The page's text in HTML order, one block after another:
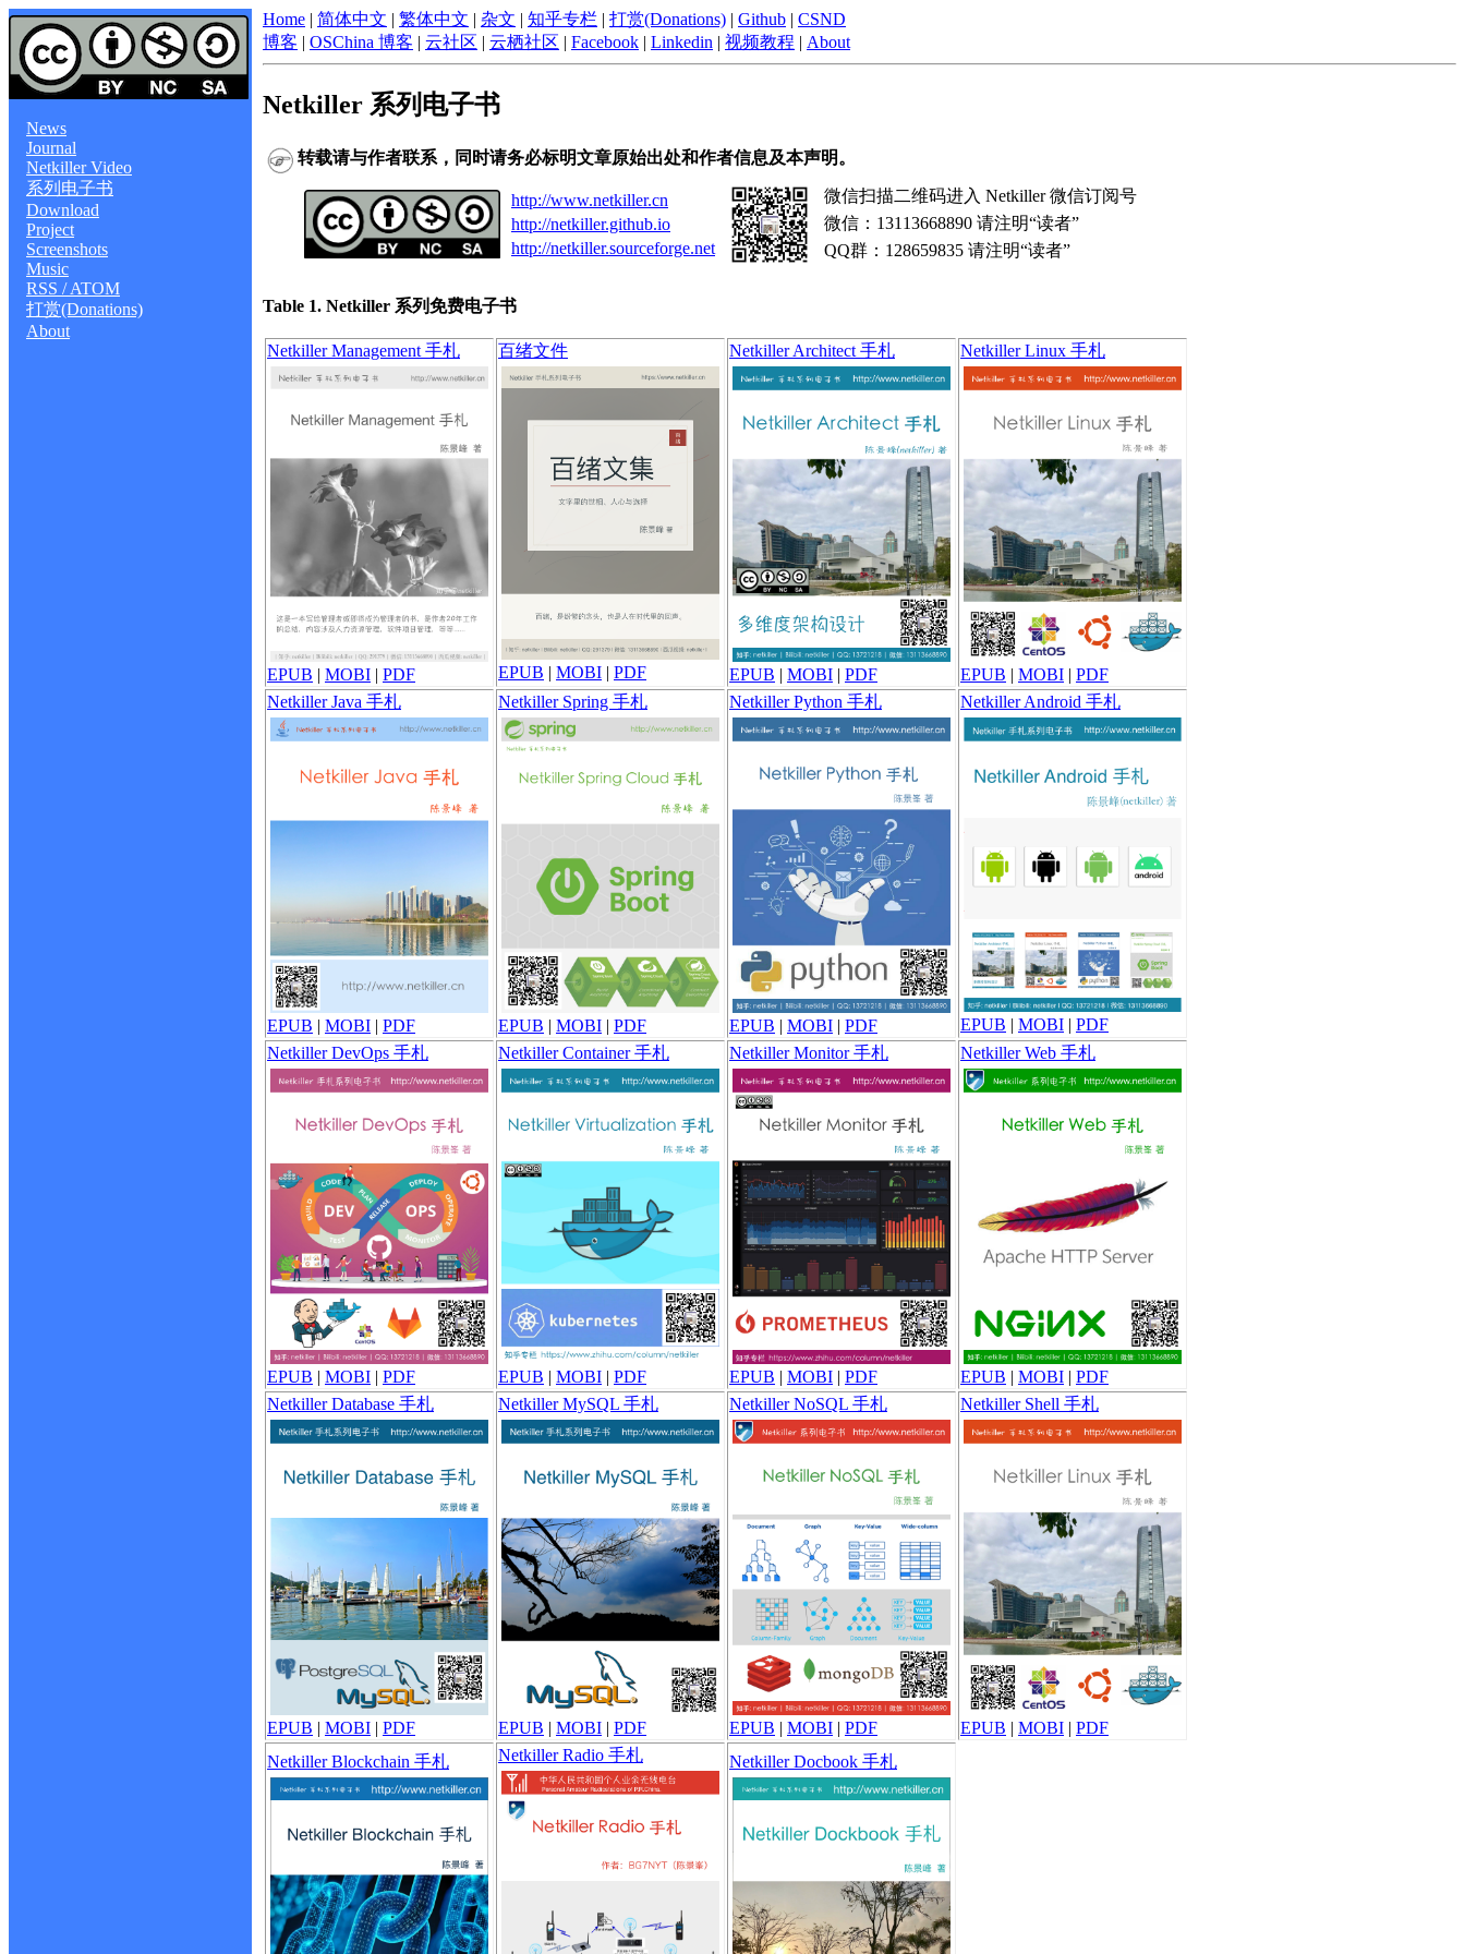
Home | 简体中文 | 繁体中文 | 杂文 | 知乎专栏 | 打赏(Donations) | Github | CSND
博客 | OSChina 博客 | 云社区 | 云栖社区 | Facebook | Linkedin | 视频教程 | About
Netkiller 系列电子书
转载请与作者联系，同时请务必标明文章原始出处和作者信息及本声明。
http://www.netkiller.cn
http://netkiller.github.io
http://netkiller.sourceforge.net
微信扫描二维码进入 Netkiller 微信订阅号
微信：13113668890 请注明“读者”
QQ群：128659835 请注明“读者”
Table 1. Netkiller 系列免费电子书
Netkiller Management 手札
EPUB | MOBI | PDF
百绪文件
EPUB | MOBI | PDF
Netkiller Architect 手札
EPUB | MOBI | PDF
Netkiller Linux 手札
EPUB | MOBI | PDF
Netkiller Java 手札
EPUB | MOBI | PDF
Netkiller Spring 手札
EPUB | MOBI | PDF
Netkiller Python 手札
EPUB | MOBI | PDF
Netkiller Android 手札
EPUB | MOBI | PDF
Netkiller DevOps 手札
EPUB | MOBI | PDF
Netkiller Container 手札
EPUB | MOBI | PDF
Netkiller Monitor 手札
EPUB | MOBI | PDF
Netkiller Web 手札
EPUB | MOBI | PDF
Netkiller Database 手札
EPUB | MOBI | PDF
Netkiller MySQL 手札
EPUB | MOBI | PDF
Netkiller NoSQL 手札
EPUB | MOBI | PDF
Netkiller Shell 手札
EPUB | MOBI | PDF
Netkiller Blockchain 手札
Netkiller Radio 手札 Netkiller Docbook 手札
News
Journal
Netkiller Video
系列电子书
Download
Project
Screenshots
Music
RSS / ATOM
打赏(Donations)
About